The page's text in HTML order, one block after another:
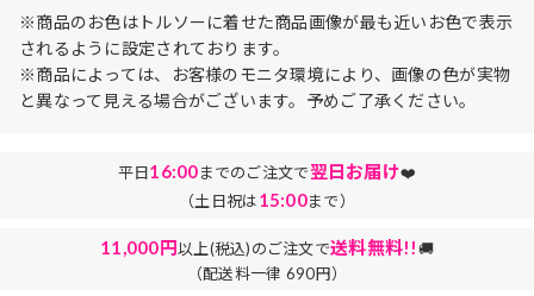
※商品のお色はトルソーに着せた商品画像が最も近いお色で表示
されるように設定されております。
※商品によっては、お客様のモニタ環境により、画像の色が実物
と異なって見える場合がございます。予めご了承ください。
平日16:00までのご注文で翌日お届け❤️
（土日祝は15:00まで）
11,000円以上(税込)のご注文で送料無料!!🚚
（配送料一律 690円）